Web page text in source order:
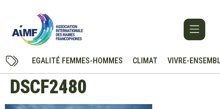
EGALITÉ FEMMES-HOMMES CLIMAT VIVRE-
DSCF2480